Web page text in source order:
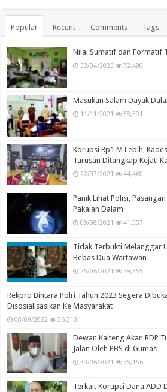
Popular Recent Comments Tags
Nilai Sumatif dan Formatif
30/04/2023 72,490
Masukan Salam Dayak
11/11/2021 58,301
Korupsi Rp1 M Lebih,
Tarusan Ditangkap Kejati
22/07/2021 44,460
Panik Lihat Polisi,
Pakaian Dalam
09/08/2021 41,557
Tidak Terbukti Melanggar
Bebas Dua Wartawan
25/06/2021 39,355
Rekpro Bintara Polri Tahun 2023 Segera
Disosialisasikan Ke Masyarakat
08/09/2022 36,313
Dewan Kalteng Akan RDP
Jalan Oleh PBS di Gumas
30/06/2021 35,156
Terkait Korupsi Dana ADD